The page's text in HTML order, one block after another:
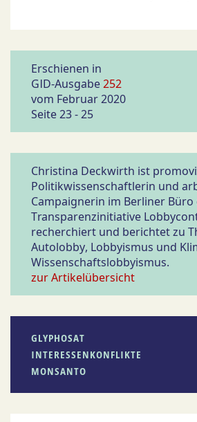
Erschienen in
GID-Ausgabe252
vom Februar 2020
Seite 23 - 25
Christina Deckwirth ist
Politikwissenschaftlerin und
Campaignerin im Berliner Büro
Transparenzinitiative
recherchiert und berichtet zu
Autolobby, Lobbyismus und
Wissenschaftslobbyismus.
zur Artikelübersicht
GLYPHOSAT
INTERESSENKONFLIKTE
MONSANTO